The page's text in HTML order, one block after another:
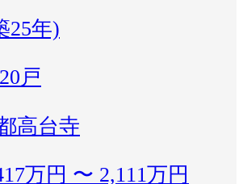
25年)
戸
高台寺
万円 〜 2,111万円